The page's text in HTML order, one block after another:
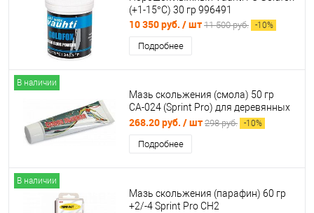
(+1-15°C) 30 гр 996491
10 350 руб. / шт 11 500 руб. -10%
Подробнее
В наличии
Мазь скольжения (смола) 50 гр
СА-024 (Sprint Pro) для деревянных
лыж
268.20 руб. / шт 298 руб. -10%
Подробнее
В наличии
Мазь скольжения (парафин) 60 гр
+2/-4 Sprint Pro CH2